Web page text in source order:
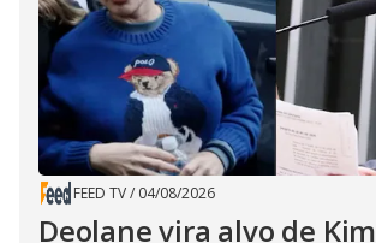
FEED TV/ 04/08/2026
Deolane vira alvo de Kim